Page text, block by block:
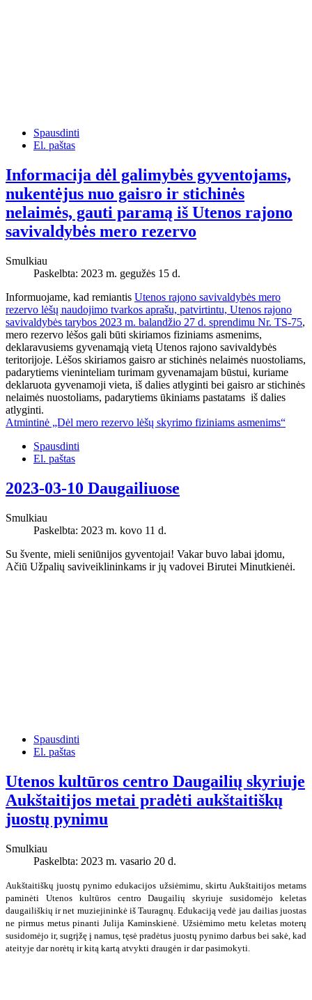
Spausdinti
El. paštas
Informacija dėl galimybės gyventojams,
nukentėjus nuo gaisro ir stichinės
nelaimės, gauti paramą iš Utenos rajono
savivaldybės mero rezervo
Smulkiau
Paskelbta: 2023 m. gegužės 15 d.
Informuojame, kad remiantis Utenos rajono savivaldybės mero
rezervo lėšų naudojimo tvarkos aprašu, patvirtintu, Utenos rajono
savivaldybės tarybos 2023 m. balandžio 27 d. sprendimu Nr. TS-75,
mero rezervo lėšos gali būti skiriamos fiziniams asmenims,
deklaravusiems gyvenamąją vietą Utenos rajono savivaldybės
teritorijoje. Lėšos skiriamos gaisro ar stichinės nelaimės nuostoliams,
padarytiems vieninteliam turimam gyvenamajam būstui, kuriame
deklaruota gyvenamoji vieta, iš dalies atlyginti bei gaisro ar stichinės
nelaimės nuostoliams, padarytiems ūkiniams pastatams iš dalies
atlyginti.
Atmintinė „Dėl mero rezervo lėšų skyrimo fiziniams asmenims“
Spausdinti
El. paštas
2023-03-10 Daugailiuose
Smulkiau
Paskelbta: 2023 m. kovo 11 d.
Su švente, mieli seniūnijos gyventojai! Vakar buvo labai įdomu,
Ačiū Užpalių saviveiklininkams ir jų vadovei Birutei Minutkienėi.
Spausdinti
El. paštas
Utenos kultūros centro Daugailių skyriuje
Aukštaitijos metai pradėti aukštaitiškų
juostų pynimu
Smulkiau
Paskelbta: 2023 m. vasario 20 d.
Aukštaitiškų juostų pynimo edukacijos užsiėmimu, skirtu Aukštaitijos metams
paminėti Utenos kultūros centro Daugailių skyriuje susidomėjo keletas
daugailiškių ir net muziejininkė iš Tauragnų. Edukaciją vedė jau dailias juostas
ne pirmus metus pinanti Julija Kaminskienė. Užsiėmimo metu keletas moterų
susidomėjo ir, sugrįžę į namus, tęsė pradėtus juostų pynimo darbus bei sakė, kad
ateityje dar norėtų ir kitą kartą atvykti draugėn ir dar pasimokyti.